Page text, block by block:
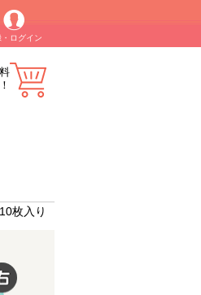
・ログイン
枚入り